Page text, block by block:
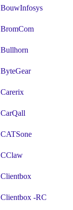
BouwInfosys
BromCom
Bullhorn
ByteGear
Carerix
CarQall
CATSone
CClaw
Clientbox
Clientbox -RC